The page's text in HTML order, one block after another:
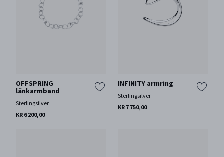
OFFSPRING
länkarmband
Sterlingsilver
KR 6 200,00
INFINITY armring
Sterlingsilver
KR 7 750,00